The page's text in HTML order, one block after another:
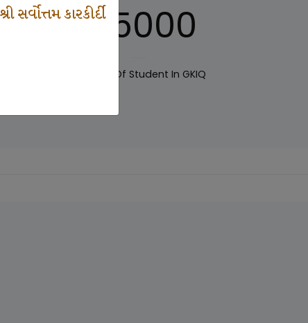
કારકીર્દી125000
Number Of Student In GKIQ